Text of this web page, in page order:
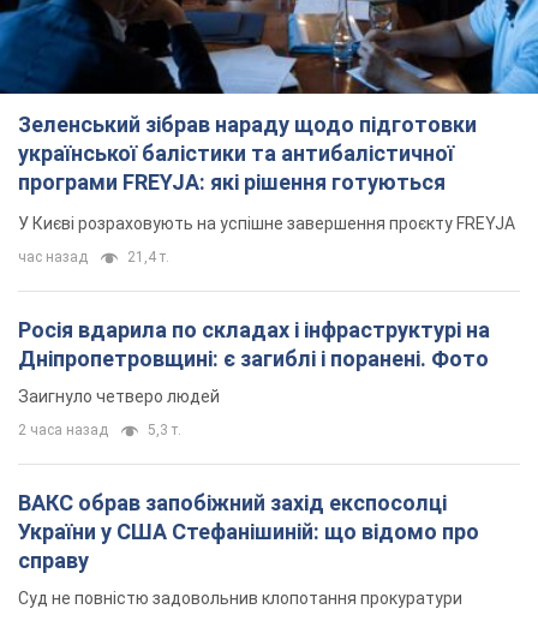
Зеленський зібрав нараду щодо підготовки
української балістики та антибалістичної
програми FREYJA: які рішення готуються
У Києві розраховують на успішне завершення проєкту FREYJA
час назад 21,4 т.
Росія вдарила по складах і інфраструктурі на
Дніпропетровщині: є загиблі і поранені. Фото
Заигнуло четверо людей
2 часа назад 5,3 т.
ВАКС обрав запобіжний захід експосолці
України у США Стефанішиній: що відомо про
справу
Суд не повністю задовольнив клопотання прокуратури